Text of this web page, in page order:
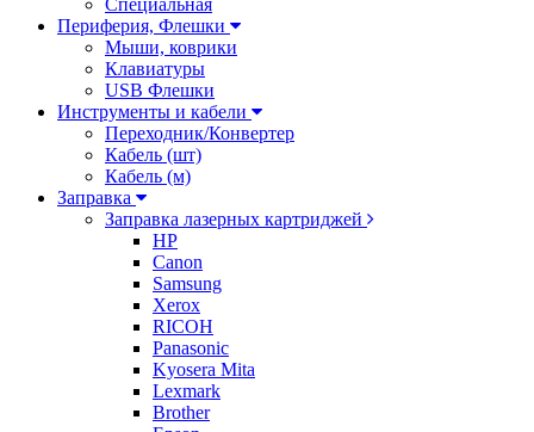
Специальная
Периферия, Флешки
Мыши, коврики
Клавиатуры
USB Флешки
Инструменты и кабели
Переходник/Конвертер
Кабель (шт)
Кабель (м)
Заправка
Заправка лазерных картриджей
HP
Canon
Samsung
Xerox
RICOH
Panasonic
Kyosera Mita
Lexmark
Brother